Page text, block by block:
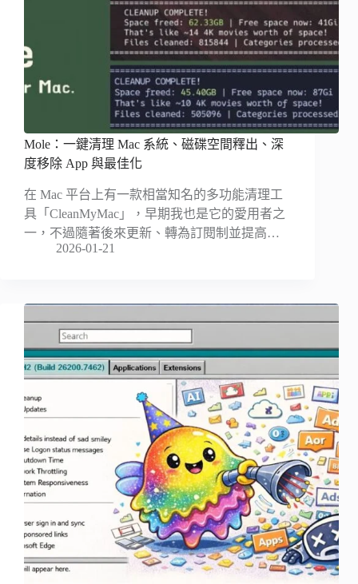
Mole：一鍵清理 Mac 系統、磁碟空間釋出、深
度移除 App 與最佳化
在 Mac 平台上有一款相當知名的多功能清理工
具「CleanMyMac」，早期我也是它的愛用者之
一，不過隨著後來更新、轉為訂閱制並提高…
2026-01-21